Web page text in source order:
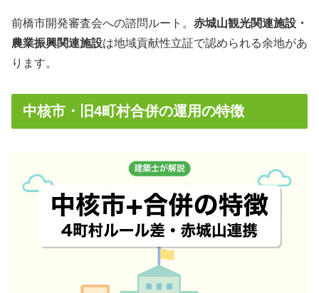
前橋市開発審査会への諮問ルート。 赤城山観光関連施設・
農業振興関連施設は地域貢献性立証で認められる余地があ
ります。
中核市・旧4町村合併の運用の特徴